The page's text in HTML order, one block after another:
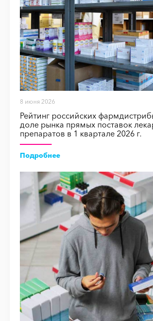
8 июня 2026
Рейтинг российских
доле рынка прямых поставок
препаратов в 1 квартале 2026 г.
Подробнее